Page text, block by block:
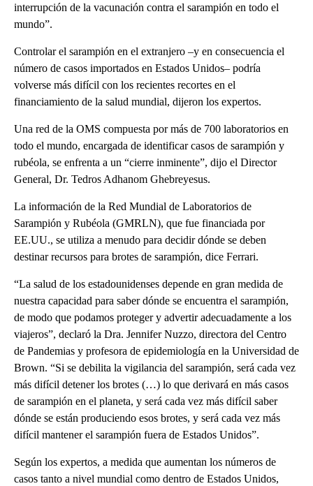
interrupción de la vacunación contra el sarampión en todo el
mundo”.
Controlar el sarampión en el extranjero –y en consecuencia el
número de casos importados en Estados Unidos– podría
volverse más difícil con los recientes recortes en el
financiamiento de la salud mundial, dijeron los expertos.
Una red de la OMS compuesta por más de 700 laboratorios en
todo el mundo, encargada de identificar casos de sarampión y
rubéola, se enfrenta a un “cierre inminente”, dijo el Director
General, Dr. Tedros Adhanom Ghebreyesus.
La información de la Red Mundial de Laboratorios de
Sarampión y Rubéola (GMRLN), que fue financiada por
EE.UU., se utiliza a menudo para decidir dónde se deben
destinar recursos para brotes de sarampión, dice Ferrari.
“La salud de los estadounidenses depende en gran medida de
nuestra capacidad para saber dónde se encuentra el sarampión,
de modo que podamos proteger y advertir adecuadamente a los
viajeros”, declaró la Dra. Jennifer Nuzzo, directora del Centro
de Pandemias y profesora de epidemiología en la Universidad de
Brown. “Si se debilita la vigilancia del sarampión, será cada vez
más difícil detener los brotes (…) lo que derivará en más casos
de sarampión en el planeta, y será cada vez más difícil saber
dónde se están produciendo esos brotes, y será cada vez más
difícil mantener el sarampión fuera de Estados Unidos”.
Según los expertos, a medida que aumentan los números de
casos tanto a nivel mundial como dentro de Estados Unidos,